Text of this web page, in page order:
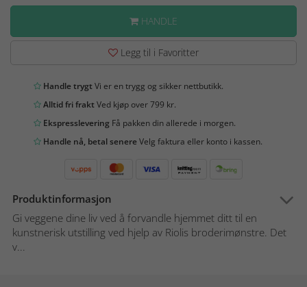
HANDLE
Legg til i Favoritter
Handle trygtVi er en trygg og sikker nettbutikk.
Alltid fri fraktVed kjøp over 799 kr.
Ekspresslevering Få pakken din allerede i morgen.
Handle nå, betal senereVelg faktura eller konto i kassen.
Produktinformasjon
Gi veggene dine liv ved å forvandle hjemmet ditt til en
kunstnerisk utstilling ved hjelp av Riolis broderimønstre. Det
v...